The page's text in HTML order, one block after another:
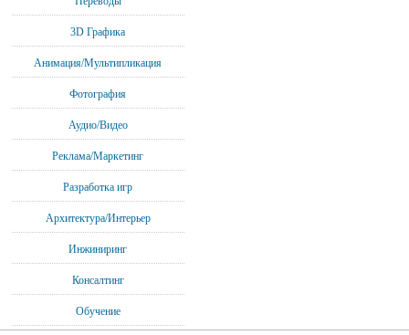
3D Графика
Анимация/Мультипликация
Фотография
Аудио/Видео
Реклама/Маркетинг
Разработка игр
Архитектура/Интерьер
Инжиниринг
Консалтинг
Обучение